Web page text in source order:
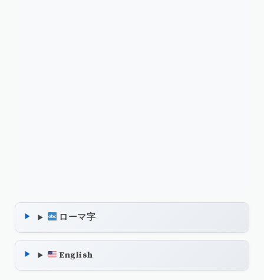
ローマ字
English